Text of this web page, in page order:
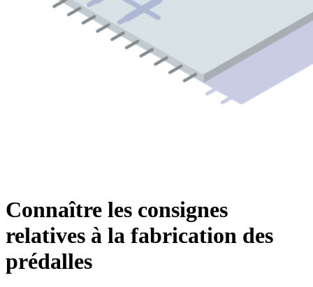
Connaître les consignes
relatives à la fabrication des
prédalles